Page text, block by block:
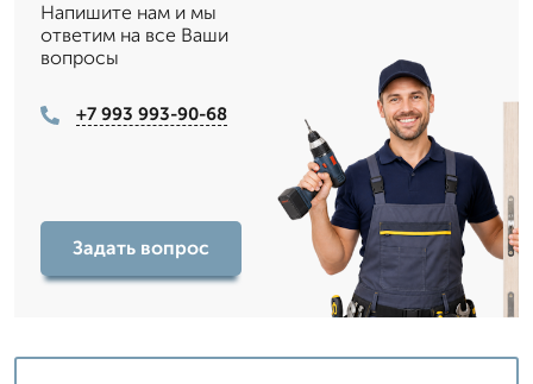
Напишите нам и мы
ответим на все Ваши
вопросы
+7 993 993-90-68
Задать вопрос